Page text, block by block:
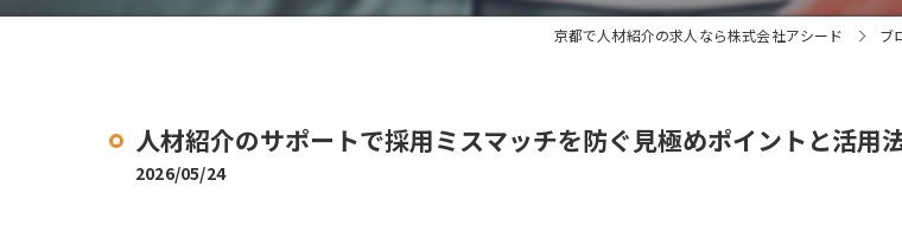
京都で人材紹介の求人なら株式会社アシード ブ
人材紹介のサポートで採用ミスマッチを防ぐ見極めポイントと活用
2026/05/24